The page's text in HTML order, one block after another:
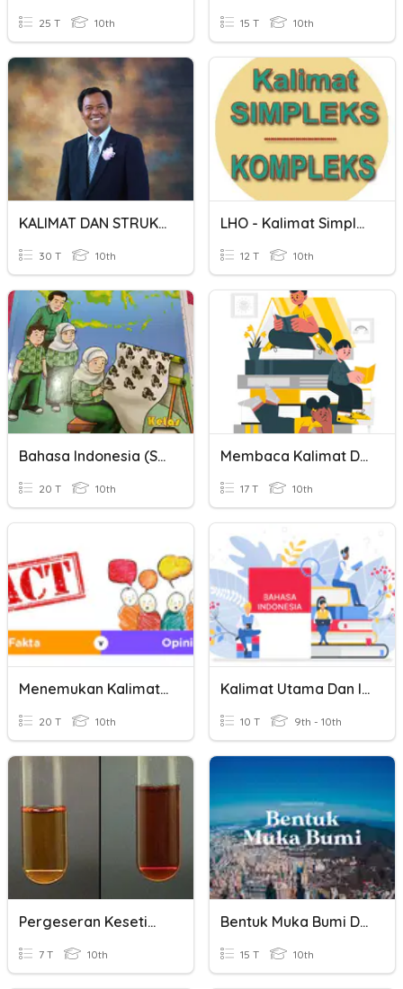
25 T 10th 15 T 10th
KALIMAT DAN STRUKTURNYA
30 T 10th
LHO - Kalimat Simplek Dan Kompleks
12 T 10th
Bahasa Indonesia (struktur Kalimat Dan Ejaan)
20 T 10th
Membaca Kalimat Dan Kosakata
17 T 10th
Menemukan Kalimat Opini Dan Fakta
20 T 10th
Kalimat Utama Dan Ide Pokok
10 T 9th - 10th
Pergeseran Kesetimbangan Kimia
7 T 10th
Bentuk Muka Bumi Dan Pergeseran Benua
15 T 10th